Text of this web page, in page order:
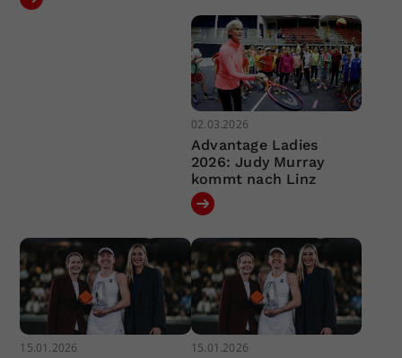
02.03.2026
Advantage Ladies
2026: Judy Murray
kommt nach Linz
15.01.2026 15.01.2026